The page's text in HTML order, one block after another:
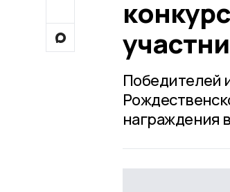
Победителей
награждения